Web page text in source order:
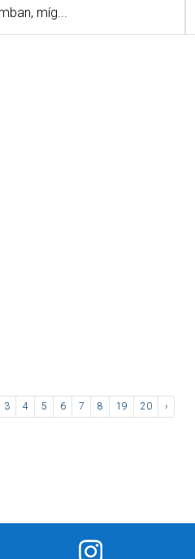
míg...
3 4 5 6 7 8 19 20 ›